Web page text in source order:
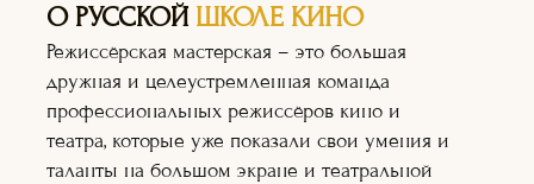
О РУССКОЙ ШКОЛЕ КИНО
Режиссёрская мастерская – это большая
дружная и целеустремленная команда
профессиональных режиссёров кино и
театра, которые уже показали свои умения и
таланты на большом экране и театральной